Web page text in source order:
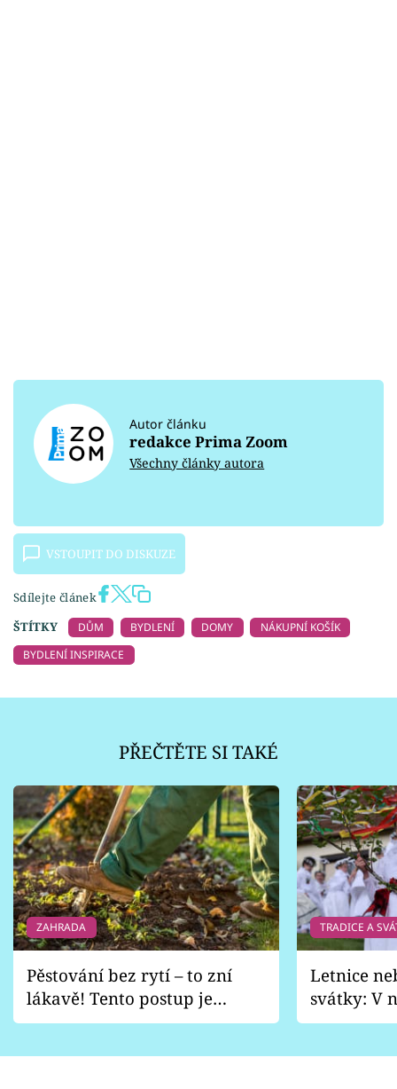
Autor článku
redakce Prima Zoom
Všechny články autora
VSTOUPIT DO DISKUZE
Sdílejte článek
ŠTÍTKY
DŮM BYDLENÍ DOMY
NÁKUPNÍ KOŠÍK
BYDLENÍ INSPIRACE
PŘEČTĚTE SI TAKÉ
ZAHRADA
Pěstování bez rytí – to zní
lákavě! Tento postup je
vhodný jen pro některé
TRADICE A
Letnice
svátky: V
pondělí